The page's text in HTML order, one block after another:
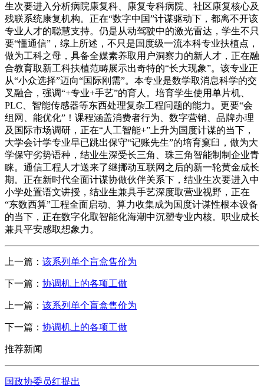
上一篇： 该系列单个盲盒售价为
下一篇： 协调机上的各项工做
上一篇： 该系列单个盲盒售价为
下一篇： 协调机上的各项工做
推荐新闻
国政协委员红提出